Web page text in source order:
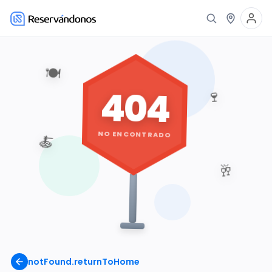
notFound.returnToHome
🍽️
🍷
🥂
🍝
404
NO ENCONTRADO